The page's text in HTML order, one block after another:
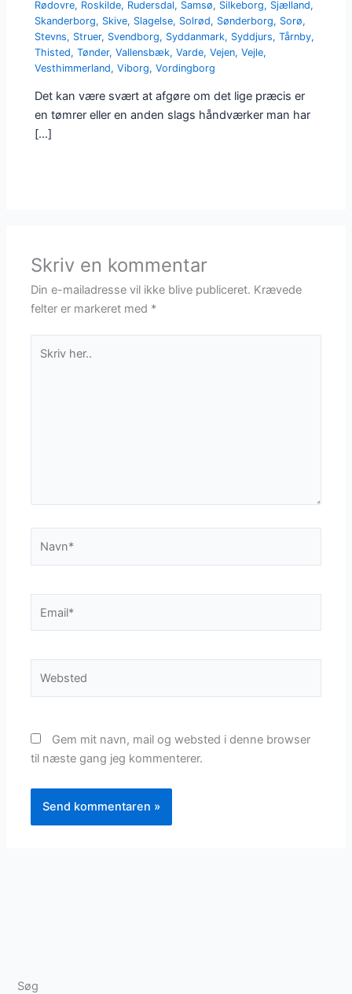
Rødovre, Roskilde, Rudersdal, Samsø, Silkeborg, Sjælland,
Skanderborg, Skive, Slagelse, Solrød, Sønderborg, Sorø,
Stevns, Struer, Svendborg, Syddanmark, Syddjurs,Tårnby,
Thisted,Tønder,Vallensbæk,Varde,Vejen,Vejle,
Vesthimmerland,Viborg,Vordingborg
Det kan være svært at afgøre om det lige præcis er
en tømrer eller en anden slags håndværker man har
[…]
Skriv en kommentar
Din e-mailadresse vil ikke blive publiceret. Krævede
felter er markeret med *
Gem mit navn, mail og websted i denne browser
til næste gang jeg kommenterer.
Søg